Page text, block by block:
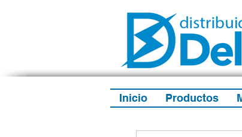
Inicio Productos